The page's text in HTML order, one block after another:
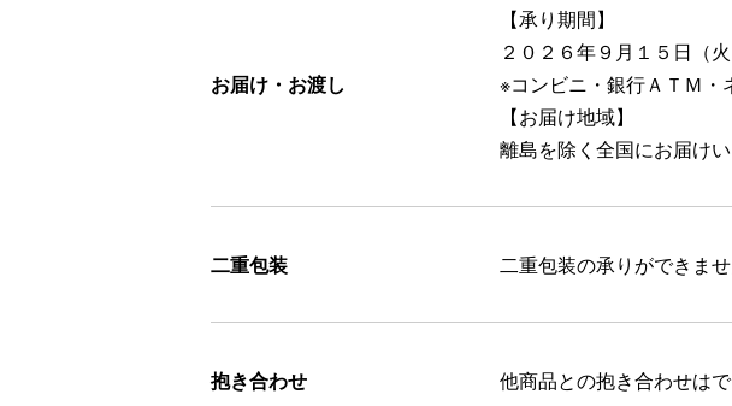
お届け・お渡し
【承り期間】
２０２６年９月１５日（
※コンビニ・銀行ＡＴＭ
【お届け地域】
離島を除く全国にお届けい
二重包装 二重包装の承りができませ
抱き合わせ 他商品との抱き合わせはで